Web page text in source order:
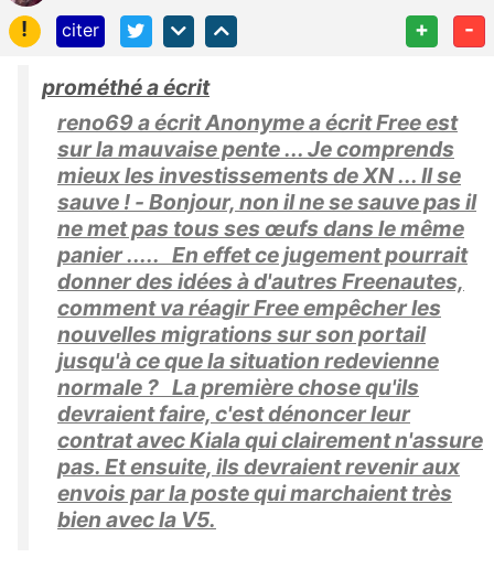
!
citer + -
prométhé a écrit
reno69 a écrit Anonyme a écrit Free est
sur la mauvaise pente ... Je comprends
mieux les investissements de XN ... Il se
sauve ! - Bonjour, non il ne se sauve pas il
ne met pas tous ses œufs dans le même
panier ..... En effet ce jugement pourrait
donner des idées à d'autres Freenautes,
comment va réagir Free empêcher les
nouvelles migrations sur son portail
jusqu'à ce que la situation redevienne
normale ? La première chose qu'ils
devraient faire, c'est dénoncer leur
contrat avec Kiala qui clairement n'assure
pas. Et ensuite, ils devraient revenir aux
envois par la poste qui marchaient très
bien avec la V5.